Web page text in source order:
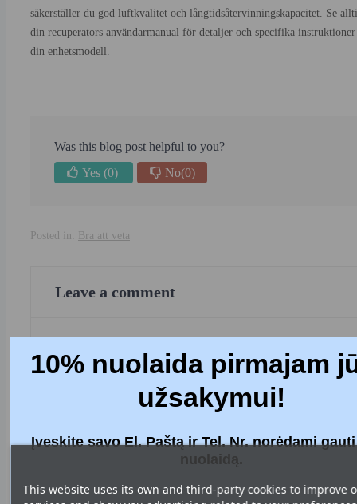
säkerställer du god luftkvalitet och långtidsåtervinningskapacitet. Se
din recuperators användarmanual för detaljer och specifika
din enhetsmodell.
Was this blog post helpful to you?
Yes (0) No(0)
Posted in: Bra att veta
Leave a comment
E-post
This website uses its own and third-party cookies to improve
10% nuolaida pirmajam
užsakymui!
Įveskite savo El. Paštą ir Tel. Nr. norėdami gauti
nuolaidą.